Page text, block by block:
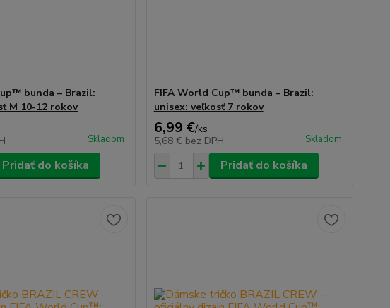
bunda – Brazil:
M 10-12 rokov
Skladom
Pridať do košíka
FIFA World Cup™ bunda – Brazil:
unisex: veľkosť 7 rokov
6,99 €/ks
5,68 € bez DPH Skladom
Pridať do košíka